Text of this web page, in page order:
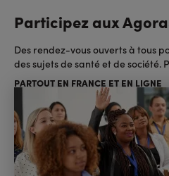
Participez aux
Des rendez-vous ouverts à tous
des sujets de santé et de société.
PARTOUT EN FRANCE ET EN LIGNE